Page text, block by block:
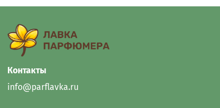
Контакты
info@parflavka.ru